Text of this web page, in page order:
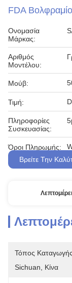
FDA
Ονομασία
Μάρκας:
Αριθμός
Μοντέλου:
Μούβ:
Τιμή:
Πληροφορίες
Συσκευασίας:
Όροι Πληρωμής:
Βρείτε Την
Τόπος
Sichuan, Κίνα